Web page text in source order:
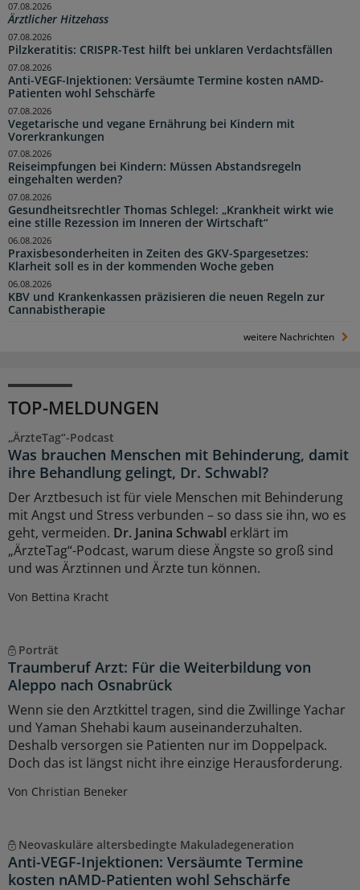
Ärztlicher Hitzehass
07.08.2026
Pilzkeratitis: CRISPR-Test hilft bei unklaren Verdachtsfällen
07.08.2026
Anti-VEGF-Injektionen: Versäumte Termine kosten nAMD-
Patienten wohl Sehschärfe
07.08.2026
Vegetarische und vegane Ernährung bei Kindern mit
Vorerkrankungen
07.08.2026
Reiseimpfungen bei Kindern: Müssen Abstandsregeln
eingehalten werden?
07.08.2026
Gesundheitsrechtler Thomas Schlegel: „Krankheit wirkt wie
eine stille Rezession im Inneren der Wirtschaft“
07.08.2026
Praxisbesonderheiten in Zeiten des GKV-Spargesetzes:
Klarheit soll es in der kommenden Woche geben
06.08.2026
KBV und Krankenkassen präzisieren die neuen Regeln zur
Cannabistherapie
06.08.2026
weitere Nachrichten
TOP-MELDUNGEN
„ÄrzteTag“-Podcast
Was brauchen Menschen mit Behinderung, damit
ihre Behandlung gelingt, Dr. Schwabl?
Der Arztbesuch ist für viele Menschen mit Behinderung
mit Angst und Stress verbunden – so dass sie ihn, wo es
geht, vermeiden. Dr. Janina Schwabl erklärt im
„ÄrzteTag“-Podcast, warum diese Ängste so groß sind
und was Ärztinnen und Ärzte tun können.
Von Bettina Kracht
Porträt
Traumberuf Arzt: Für die Weiterbildung von
Aleppo nach Osnabrück
Wenn sie den Arztkittel tragen, sind die Zwillinge Yachar
und Yaman Shehabi kaum auseinanderzuhalten.
Deshalb versorgen sie Patienten nur im Doppelpack.
Doch das ist längst nicht ihre einzige Herausforderung.
Von Christian Beneker
Neovaskuläre altersbedingte Makuladegeneration
Anti-VEGF-Injektionen: Versäumte Termine
kosten nAMD-Patienten wohl Sehschärfe